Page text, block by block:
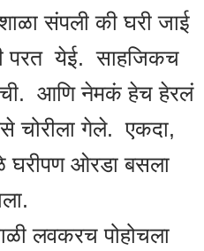
संपली की घरी जाई
परत येई. साहजिकच
आणि नेमकं हेच हेरलं
चोरीला गेले. एकदा,
घरीपण ओरडा बसला
लवकरच पोहोचला